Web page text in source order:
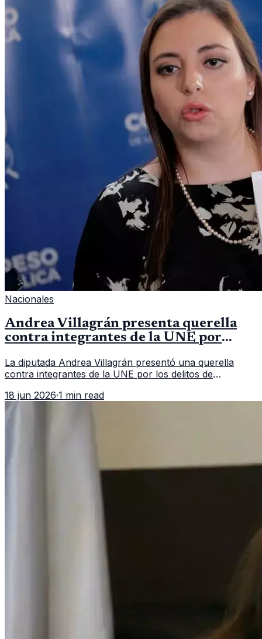
Nacionales
Andrea Villagrán presenta querella
contra integrantes de la UNE por
La diputada Andrea Villagrán presentó una querella
contra integrantes de la UNE por los delitos de
18 jun 2026·1 min read